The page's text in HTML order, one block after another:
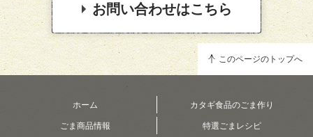
お問い合わせはこちら
このページのトップへ
ホーム カタギ食品のごま作り
ごま商品情報 特選ごまレシピ